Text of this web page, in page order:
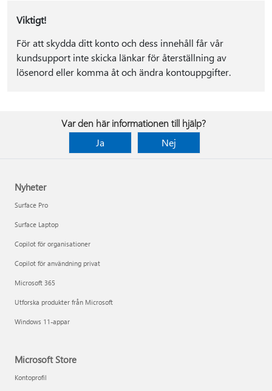
Viktigt!
För att skydda ditt konto och dess innehåll får vår
kundsupport inte skicka länkar för återställning av
lösenord eller komma åt och ändra kontouppgifter.
Var den här informationen till hjälp?
Ja
Nej
Nyheter
Surface Pro
Surface Laptop
Copilot för organisationer
Copilot för användning privat
Microsoft 365
Utforska produkter från Microsoft
Windows 11-appar
Microsoft Store
Kontoprofil